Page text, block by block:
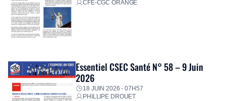
CFE-CGC ORANGE
Essentiel CSEC Santé N° 58 – 9 Juin
2026
18 JUIN 2026 - 07H57
PHILLIPE DROUET